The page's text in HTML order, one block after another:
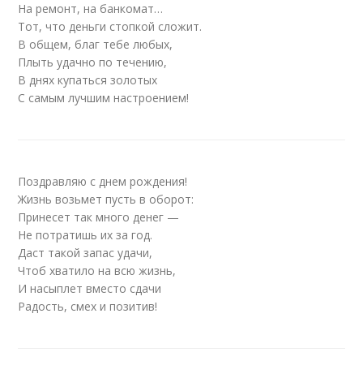
На ремонт, на банкомат…
Тот, что деньги стопкой сложит.
В общем, благ тебе любых,
Плыть удачно по течению,
В днях купаться золотых
С самым лучшим настроением!
Поздравляю с днем рождения!
Жизнь возьмет пусть в оборот:
Принесет так много денег —
Не потратишь их за год.
Даст такой запас удачи,
Чтоб хватило на всю жизнь,
И насыплет вместо сдачи
Радость, смех и позитив!